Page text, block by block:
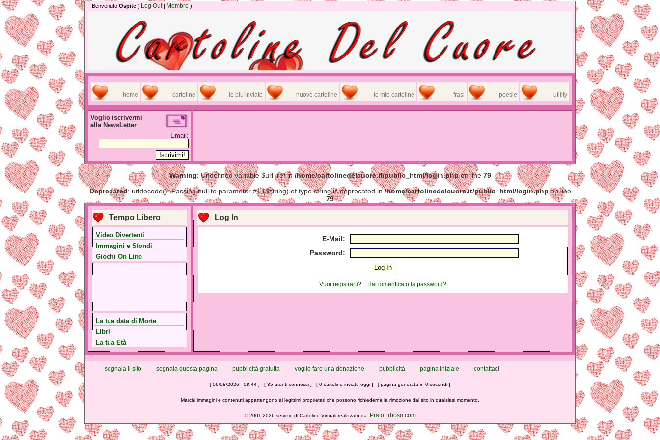
Benvenuto Ospite ( Log Out| Membro )
home cartoline le più inviate nuove cartoline le mie cartoline frasi poesie utility
Voglio iscrivermi
alla NewsLetter
Email:
Warning: Undefined variable $url_ref in /home/cartolinedelcuore.it/public_html/login.phpon line 79
Deprecated: urldecode(): Passing null to parameter #1 ($string) of type string is deprecated in/home/cartolinedelcuore.it/public_html/login.phpon line
79
Tempo Libero
Video Divertenti
Immagini e Sfondi
Giochi On Line
La tua data di Morte
Libri
La tua Età
Log In
E-Mail:
Password:
Vuoi registrarti? Hai dimenticato la password?
segnala il sito segnala questa pagina pubblicità gratuita voglio fare una donazione pubblicità pagina iniziale contattaci
[ 06/08/2026 - 08:44 ] - [ 35 utenti connessi ] - [ 0 cartoline inviate oggi ] - [ pagina generata in 0 secondi ]
Marchi immagini e contenuti appartengono ai legittimi proprietari che possono richiederne la rimozione dal sito in qualsiasi momento.
©2001-2026 servizio di Cartoline Virtuali realizzato da: PratoErboso.com